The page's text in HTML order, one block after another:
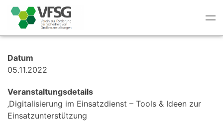
Datum
05.11.2022
Veranstaltungsdetails
‚Digitalisierung im Einsatzdienst – Tools & Ideen zur
Einsatzunterstützung